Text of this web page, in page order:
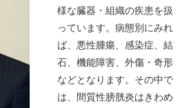
様な臓器・組織の疾患を扱
っています。病態別にみれ
ば、悪性腫瘍、感染症、結
石、機能障害、外傷・奇形
などとなります。その中で
は、間質性膀胱炎はきわめ